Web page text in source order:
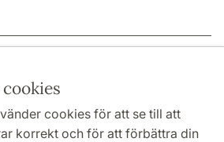
cookies för att se till att
korrekt och för att förbättra din